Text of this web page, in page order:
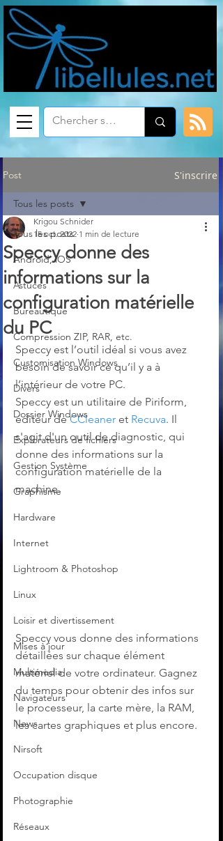
Post S'inscrire
Tous les posts
Android, iOS
Astuces
Bureautique
Compression ZIP, RAR, etc.
Customisation Windows
Divers
Dossier Windows
Explorateurs de fichiers
Gestion Système
Graphisme
Hardware
Internet
Lightroom & Photoshop
Linux
Loisir et divertissement
Mises à jour
Multimedia
Navigateurs
News
Nirsoft
Occupation disque
Photographie
Réseaux
Tous les posts
Speccy donne des
informations sur la
configuration matérielle
du PC
Krigou Schnider
15 oct. 2022 1 min de lecture
Speccy est l’outil idéal si vous avez
besoin de savoir ce qu’il y a à
l’intérieur de votre PC.
Speccy est un utilitaire de Piriform,
éditeur de CCleaner et Recuva. Il
s'agit d'un outil de diagnostic, qui
donne des informations sur la
configuration matérielle de la
machine.
Speccy vous donne des informations
détaillées sur chaque élément
matériel de votre ordinateur. Gagnez
du temps pour obtenir des infos sur
le processeur, la carte mère, la RAM,
les cartes graphiques et plus encore.